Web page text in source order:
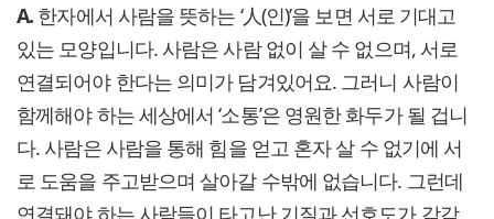
A. 한자에서 사람을 뜻하는 ‘人(인)’을 보면 서로 기대고
있는 모양입니다. 사람은 사람 없이 살 수 없으며, 서로
연결되어야 한다는 의미가 담겨있어요. 그러니 사람이
함께해야 하는 세상에서 ‘소통’은 영원한 화두가 될 겁니
다. 사람은 사람을 통해 힘을 얻고 혼자 살 수 없기에 서
로 도움을 주고받으며 살아갈 수밖에 없습니다. 그런데
연결돼야 하는 사람들이 타고난 기질과 선호도가 각각